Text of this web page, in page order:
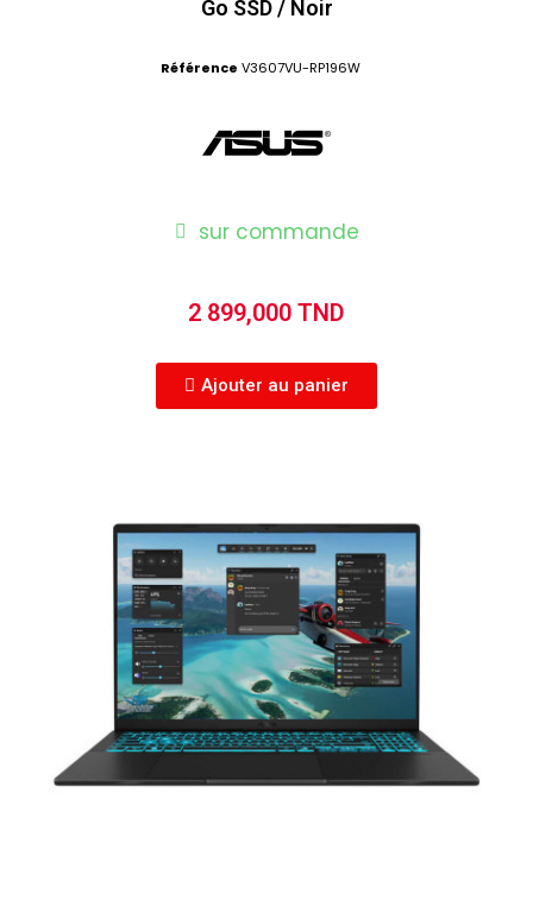
Go SSD / Noir
Référence V3607VU-RP196W
sur commande
2 899,000 TND
Ajouter au panier